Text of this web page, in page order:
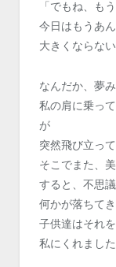
「でもね、も
今日はもうあ
大きくならな
なんだか、夢
私の肩に乗っ
が
突然飛び立っ
そこでまた、
すると、不思
何かが落ちて
子供達はそれ
私にくれまし